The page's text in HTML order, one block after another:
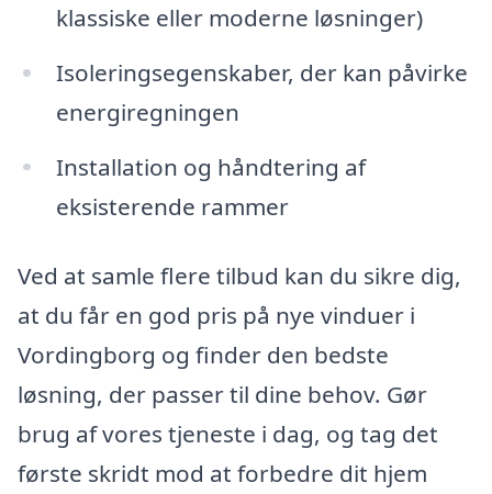
klassiske eller moderne løsninger)
Isoleringsegenskaber, der kan påvirke
energiregningen
Installation og håndtering af
eksisterende rammer
Ved at samle flere tilbud kan du sikre dig,
at du får en god pris på nye vinduer i
Vordingborg og finder den bedste
løsning, der passer til dine behov. Gør
brug af vores tjeneste i dag, og tag det
første skridt mod at forbedre dit hjem